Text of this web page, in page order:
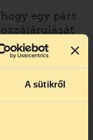
A sütikről
egy párt
A
az írásbeli